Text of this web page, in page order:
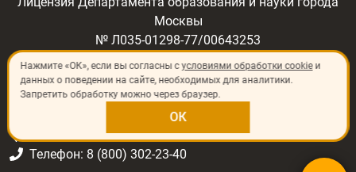
Москвы
№ Л035-01298-77/00643253
©2026«ИП Шлёнский Владимир Николаевич»
129344, Россия, г. Москва, ул. Печорская, д.8
C. Fernando Ossorio, 7, 28035, Madrid
Телефон: 8 (800) 302-23-40
Нажмите «ОК», если вы согласны сусловиями обработки cookieи
данных о поведении на сайте, необходимых для аналитики.
Запретить обработку можно через браузер.
ОК